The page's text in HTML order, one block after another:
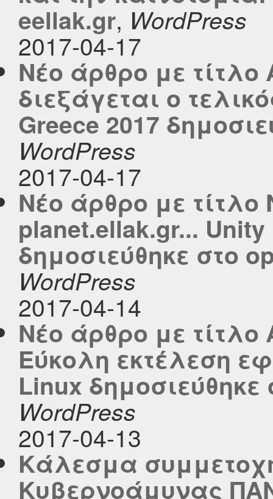
eellak.gr, WordPress
2017-04-17
Νέο άρθρο με τίτλο
διεξάγεται ο
Greece 2017
WordPress
2017-04-17
Νέο άρθρο με
planet.ellak.gr...
δημοσιεύθηκε στο
WordPress
2017-04-14
Νέο άρθρο με τίτλο
Εύκολη εκτέλεση
Linux
WordPress
2017-04-13
Κάλεσμα
Κυβερνοάμυνας